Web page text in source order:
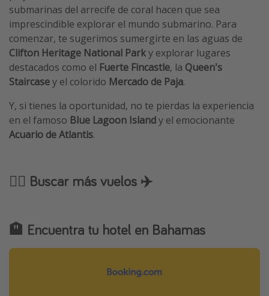
submarinas del arrecife de coral hacen que sea
imprescindible explorar el mundo submarino. Para
comenzar, te sugerimos sumergirte en las aguas de
Clifton Heritage National Parky explorar lugares
destacados como el Fuerte Fincastle, la Queen's
Staircasey el colorido Mercado de Paja.
Y, si tienes la oportunidad, no te pierdas la experiencia
en el famoso Blue Lagoon Islandy el emocionante
Acuario de Atlantis.
🕵️‍♂️ Buscar más vuelos ✈️
🏨 Encuentra tu hotel en Bahamas